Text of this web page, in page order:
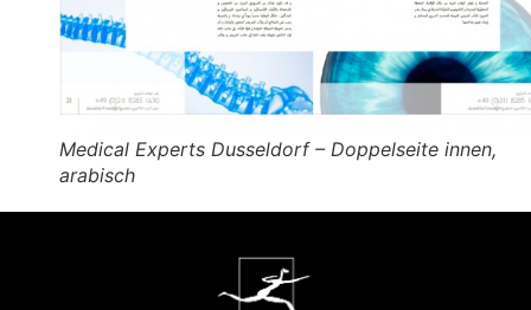
Medical Experts Dusseldorf – Doppelseite innen,
arabisch